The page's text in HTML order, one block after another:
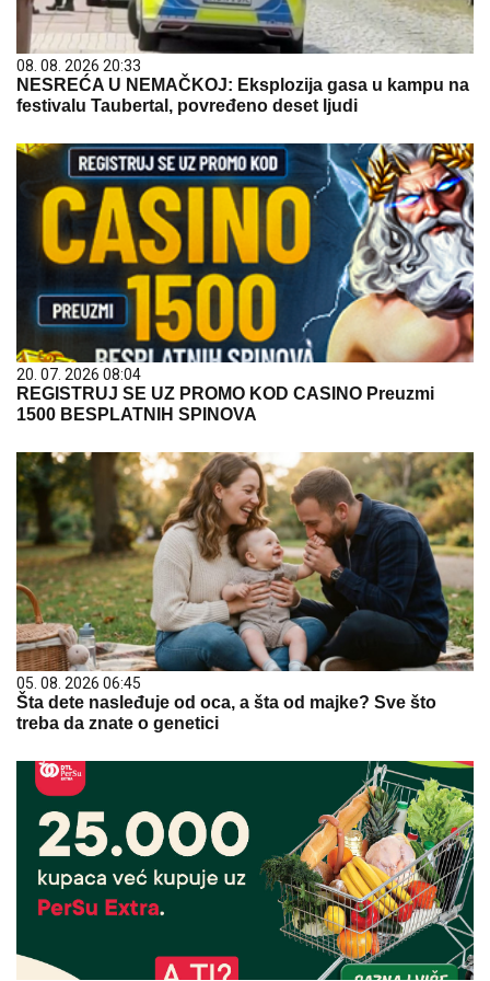
08. 08. 2026 20:33
NESREĆA U NEMAČKOJ: Eksplozija gasa u kampu na
festivalu Taubertal, povređeno deset ljudi
20. 07. 2026 08:04
REGISTRUJ SE UZ PROMO KOD CASINO Preuzmi
1500 BESPLATNIH SPINOVA
05. 08. 2026 06:45
Šta dete nasleđuje od oca, a šta od majke? Sve što
treba da znate o genetici